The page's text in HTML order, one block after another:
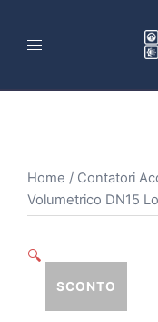
Home / Contatori
Volumetrico DN15
🔍
SCONTO